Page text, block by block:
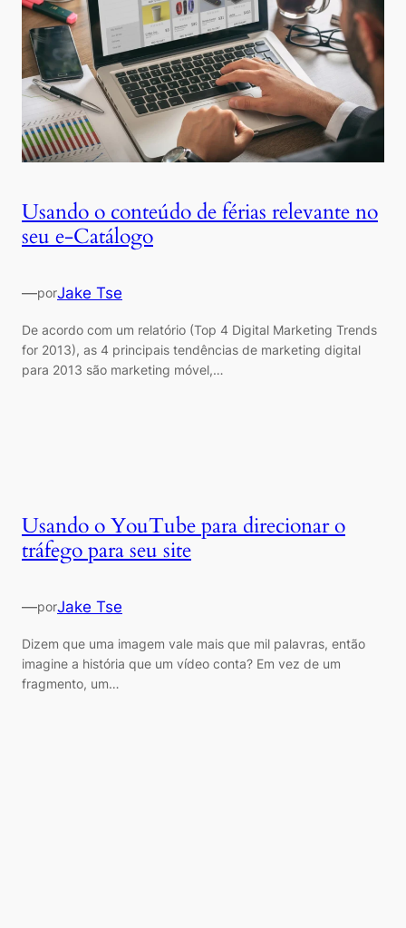
Usando o conteúdo de férias relevante no
seu e-Catálogo
—porJake Tse
De acordo com um relatório (Top 4 Digital Marketing Trends
for 2013), as 4 principais tendências de marketing digital
para 2013 são marketing móvel,…
Usando o YouTube para direcionar o
tráfego para seu site
—porJake Tse
Dizem que uma imagem vale mais que mil palavras, então
imagine a história que um vídeo conta? Em vez de um
fragmento, um…